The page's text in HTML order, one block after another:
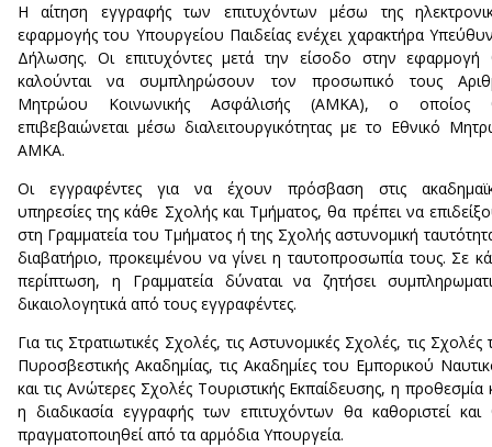
Η αίτηση εγγραφής των επιτυχόντων μέσω της
εφαρμογής του Υπουργείου Παιδείας ενέχει χαρακτήρα
Δήλωσης. Οι επιτυχόντες μετά την είσοδο στην εφαρμογή
καλούνται να συμπληρώσουν τον προσωπικό τους
Μητρώου Κοινωνικής Ασφάλισής (ΑΜΚΑ), ο οποίος
επιβεβαιώνεται μέσω διαλειτουργικότητας με το Εθνικό
ΑΜΚΑ.
Οι εγγραφέντες για να έχουν πρόσβαση στις
υπηρεσίες της κάθε Σχολής και Τμήματος, θα πρέπει να
στη Γραμματεία του Τμήματος ή της Σχολής αστυνομική
διαβατήριο, προκειμένου να γίνει η ταυτοπροσωπία τους. Σε
περίπτωση, η Γραμματεία δύναται να ζητήσει
δικαιολογητικά από τους εγγραφέντες.
Για τις Στρατιωτικές Σχολές, τις Αστυνομικές Σχολές, τις Σχολές
Πυροσβεστικής Ακαδημίας, τις Ακαδημίες του Εμπορικού
και τις Ανώτερες Σχολές Τουριστικής Εκπαίδευσης, η προθεσμία
η διαδικασία εγγραφής των επιτυχόντων θα καθοριστεί και
πραγματοποιηθεί από τα αρμόδια Υπουργεία.